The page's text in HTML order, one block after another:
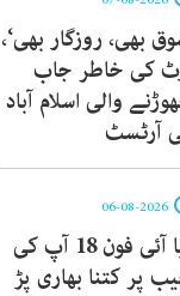
بھی، روزگار بھی‘،
کی خاطر جاب
والی اسلام آباد
آرٹسٹ
نیا آئی فون 18 آپ کی
پر کتنا بھاری پڑ